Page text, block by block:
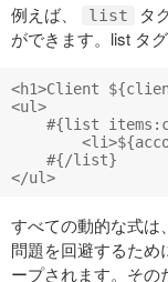
例えば、 list
タ
ができます。list タ
<h1>Client
<ul>
#{list
    #{/list}
すべての動的な式は
問題を回避するため
ープされます。その